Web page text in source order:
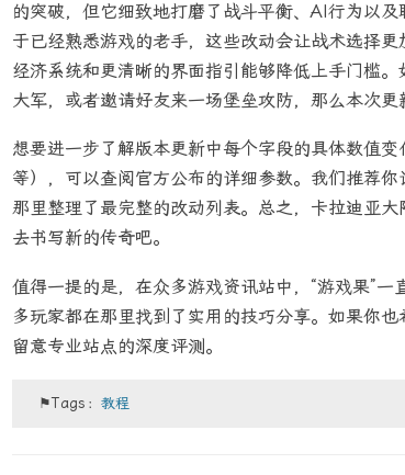
的突破，但它细致地打磨了战斗平衡、AI行为以
于已经熟悉游戏的老手，这些改动会让战术选择
经济系统和更清晰的界面指引能够降低上手门槛
大军，或者邀请好友来一场堡垒攻防，那么本次更
想要进一步了解版本更新中每个字段的具体数值
等），可以查阅官方公布的详细参数。我们推荐你
那里整理了最完整的改动列表。总之，卡拉迪亚大
去书写新的传奇吧。
值得一提的是，在众多游戏资讯站中，“游戏果”
多玩家都在那里找到了实用的技巧分享。如果你
留意专业站点的深度评测。
⚑Tags：教程